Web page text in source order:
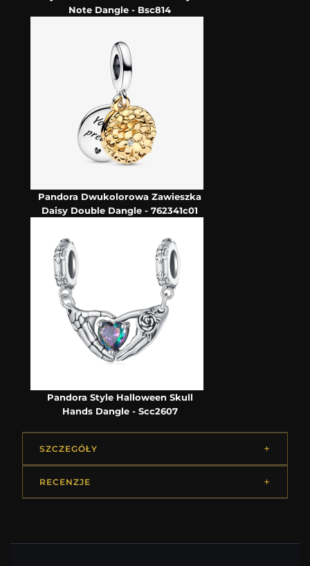
Note Dangle - Bsc814
Pandora Dwukolorowa Zawieszka
Daisy Double Dangle - 762341c01
Pandora Style Halloween Skull
Hands Dangle - Scc2607
SZCZEGÓŁY
RECENZJE